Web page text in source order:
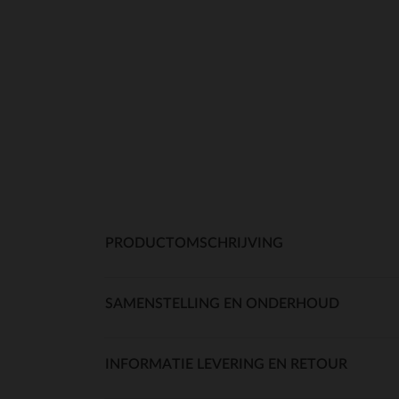
PRODUCTOMSCHRIJVING
SAMENSTELLING EN ONDERHOUD
INFORMATIE LEVERING EN RETOUR